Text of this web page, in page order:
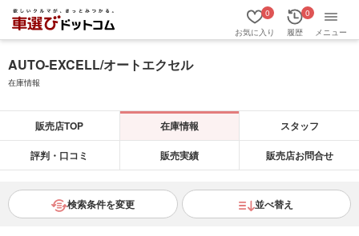
お気に入り
0
履歴
0
メニュー
AUTO-EXCELL/オートエクセル
在庫情報
販売店TOP 在庫情報 スタッフ
評判・口コミ 販売実績 販売店お問合せ
検索条件を変更 並べ替え